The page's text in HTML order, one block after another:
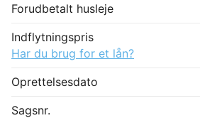
Forudbetalt husleje
Indflytningspris
Har du brug for et lån?
Oprettelsesdato
Sagsnr.